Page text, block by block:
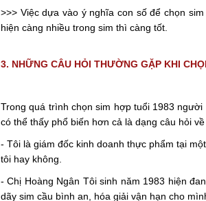
>>> Việc dựa vào ý nghĩa con số để chọn
hiện càng nhiều trong sim thì càng tốt.
3. NHỮNG CÂU HỎI THƯỜNG GẶP KHI
Trong quá trình chọn sim hợp tuổi 1983
có thể thấy phổ biến hơn cả là dạng câu hỏi
- Tôi là giám đốc kinh doanh thực phẩm tại
tôi hay không.
- Chị Hoàng Ngân Tôi sinh năm 1983 hiện
dãy sim cầu bình an, hóa giải vận hạn cho